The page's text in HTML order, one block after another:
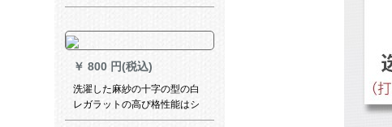
スト竹カーラーラテンのれん
￥ 800 円(税込)
洗濯した麻紗の十字の型の白
レガラットの高ぴ格性能はシ
ンプロルモダストの百対紗と